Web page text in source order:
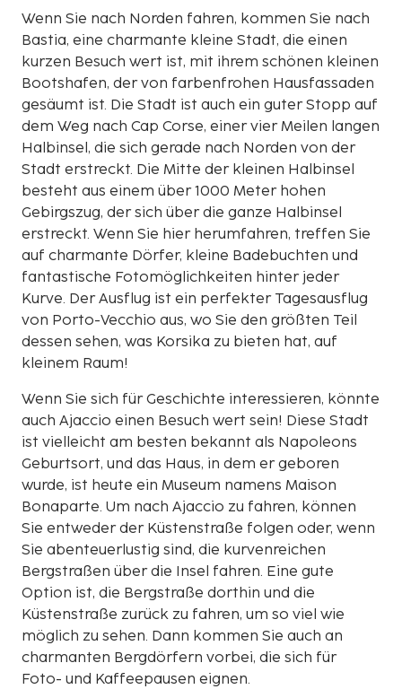
Wenn Sie nach Norden fahren, kommen Sie nach
Bastia, eine charmante kleine Stadt, die einen
kurzen Besuch wert ist, mit ihrem schönen kleinen
Bootshafen, der von farbenfrohen Hausfassaden
gesäumt ist. Die Stadt ist auch ein guter Stopp auf
dem Weg nach Cap Corse, einer vier Meilen langen
Halbinsel, die sich gerade nach Norden von der
Stadt erstreckt. Die Mitte der kleinen Halbinsel
besteht aus einem über 1000 Meter hohen
Gebirgszug, der sich über die ganze Halbinsel
erstreckt. Wenn Sie hier herumfahren, treffen Sie
auf charmante Dörfer, kleine Badebuchten und
fantastische Fotomöglichkeiten hinter jeder
Kurve. Der Ausflug ist ein perfekter Tagesausflug
von Porto-Vecchio aus, wo Sie den größten Teil
dessen sehen, was Korsika zu bieten hat, auf
kleinem Raum!
Wenn Sie sich für Geschichte interessieren, könnte
auch Ajaccio einen Besuch wert sein! Diese Stadt
ist vielleicht am besten bekannt als Napoleons
Geburtsort, und das Haus, in dem er geboren
wurde, ist heute ein Museum namens Maison
Bonaparte. Um nach Ajaccio zu fahren, können
Sie entweder der Küstenstraße folgen oder, wenn
Sie abenteuerlustig sind, die kurvenreichen
Bergstraßen über die Insel fahren. Eine gute
Option ist, die Bergstraße dorthin und die
Küstenstraße zurück zu fahren, um so viel wie
möglich zu sehen. Dann kommen Sie auch an
charmanten Bergdörfern vorbei, die sich für
Foto- und Kaffeepausen eignen.